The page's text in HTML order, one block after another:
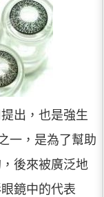
出，也是強生
一，是為了幫助
後來被廣泛地
鏡中的代表